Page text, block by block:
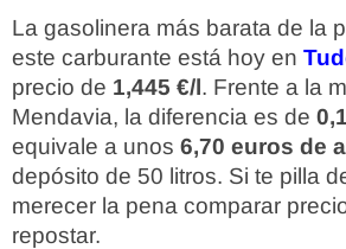
La gasolinera más barata de la
este carburante está hoy en
precio de 1,445 €/l. Frente a la
Mendavia, la diferencia es de
equivale a unos 6,70 euros de
depósito de 50 litros. Si te pilla
merecer la pena comparar
repostar.